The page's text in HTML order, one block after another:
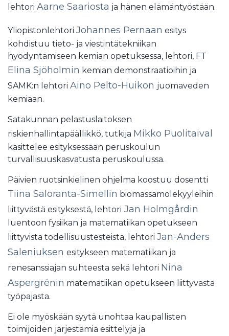
lehtori Aarne Saariosta ja hänen elämäntyöstään.
Yliopistonlehtori Johannes Pernaan esitys
kohdistuu tieto- ja viestintätekniikan
hyödyntämiseen kemian opetuksessa, lehtori, FT
Elina Sjöholmin kemian demonstraatioihin ja
SAMK:n lehtori Aino Pelto-Huikon juomaveden
kemiaan.
Satakunnan pelastuslaitoksen
riskienhallintapäällikkö, tutkija Mikko Puolitaival
käsittelee esityksessään peruskoulun
turvallisuuskasvatusta peruskoulussa.
Päivien ruotsinkielinen ohjelma koostuu dosentti
Tiina Saloranta-Simellin biomassamolekyyleihin
liittyvästä esityksestä, lehtori Jan Holmgårdin
luentoon fysiikan ja matematiikan opetukseen
liittyvistä todellisuustesteistä, lehtori Jan-Anders
Saleniuksen esitykseen matematiikan ja
renesanssiajan suhteesta sekä lehtori Nina
Aspergrénin matematiikan opetukseen liittyvästä
työpajasta.
Ei ole myöskään syytä unohtaa kaupallisten
toimijoiden järjestämiä esittelyjä ja